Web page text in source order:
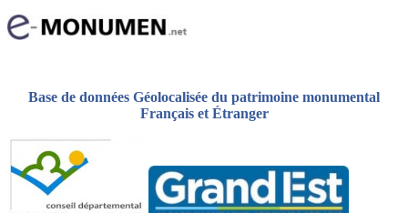
Base de données Géolocalisée du patrimoine monumental
Français et Étranger